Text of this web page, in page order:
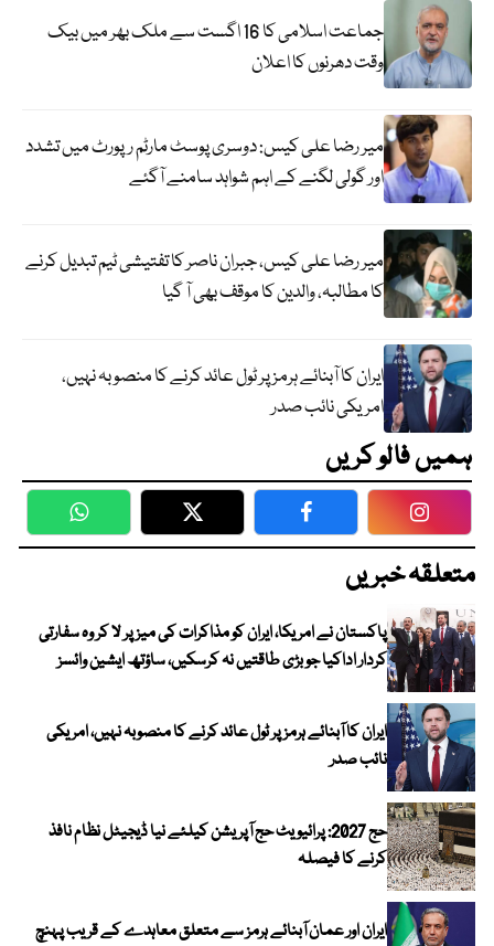
جماعت اسلامی کا 16 اگست سے ملک بھر میں بیک
وقت دھرنوں کا اعلان
میر رضا علی کیس: دوسری پوسٹ مارٹم رپورٹ میں تشدد
اور گولی لگنے کے اہم شواہد سامنے آگئے
میر رضا علی کیس، جبران ناصر کا تفتیشی ٹیم تبدیل کرنے
کا مطالبہ، والدین کا موقف بھی آ گیا
ایران کا آبنائے ہرمز پر ٹول عائد کرنے کا منصوبہ نہیں،
امریکی نائب صدر
ہمیں فالو کریں
WhatsApp Twitter Facebook
متعلقہ خبریں
پاکستان نے امریکا، ایران کو مذاکرات کی میز پر لا کر وہ سفارتی
کردار اداکیا جو بڑی طاقتیں نہ کرسکیں، ساؤتھ ایشین وائسز
ایران کا آبنائے ہرمز پر ٹول عائد کرنے کا منصوبہ نہیں، امریکی
نائب صدر
حج 2027: پرائیویٹ حج آپریشن کیلئے نیا ڈیجیٹل نظام نافذ
کرنے کا فیصلہ
ایران اور عمان آبنائے ہرمز سے متعلق معاہدے کے قریب پہنچ